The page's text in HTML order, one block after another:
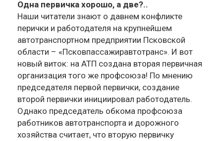
Одна первичка хорошо, а две?..
Наши читатели знают о давнем конфликте
перички и работодателя на крупнейшем
автотранспортном предприятии Псковской
области – «Псковпассажиравтотранс». И вот
новый виток: на АТП создана вторая первичная
организация того же профсоюза! По мнению
председателя первой первички, создание
второй первички инициировал работодатель.
Однако председатель обкома профсоюза
работников автотранспорта и дорожного
хозяйства считает, что вторую первичку